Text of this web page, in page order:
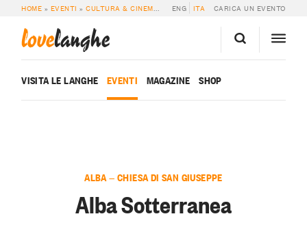
HOME » EVENTI »CULTURA & CINEMA » ALBA SOTTERRANEA
ENG ITA CARICA UN EVENTO
lovelanghe
VISITA LE LANGHE EVENTI MAGAZINE SHOP
ALBA — CHIESA DI SAN GIUSEPPE
Alba Sotterranea